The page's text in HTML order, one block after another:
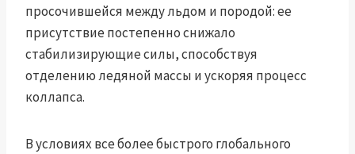
просочившейся между льдом и породой: ее
присутствие постепенно снижало
стабилизирующие силы, способствуя
отделению ледяной массы и ускоряя процесс
коллапса.
В условиях все более быстрого глобального